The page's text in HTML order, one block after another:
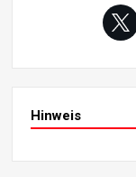
hlag
Hinweis